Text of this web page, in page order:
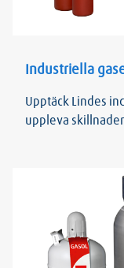
Industriella
Upptäck Lindes
uppleva